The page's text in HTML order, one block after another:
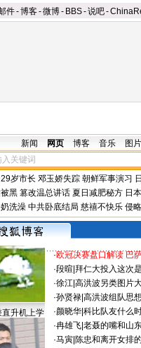
件-博客-微博- BBS-说吧-
新闻 网页 博客 音乐 图片
岁市长 邓玉娇失踪 朝鲜军事演习
黑 篡改温总讲话 夏日减肥秘方 日
洗澡 中共卧底结局 慈禧不快乐 侵
直升机上学
·欧冠决赛盘口解读 巴
·段暄 拜仁大投入这次
·徐江| 高洪波另类图片
·孙贤禄| 高洪波组队思
·颜晓华| 科比队友什么
·冉雄飞| 老聂的嘴和山
·马寅| 陈忠和离开女排